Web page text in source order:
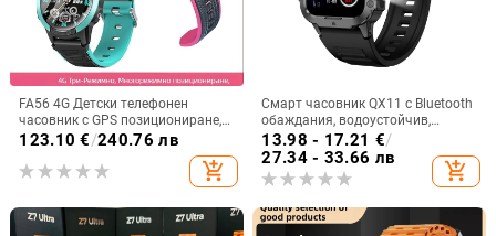
FA56 4G Детски телефонен
часовник с GPS позициониране,
кръгъл циферблат, слот за SIM
123.10 €/240.76 лв
add_shopping_cart
Смарт часовник QX11 с Bluetooth
обаждания, водоустойчив,
мониторинг на сърдечен ритъм и
кръвно налягане, заснемане на
снимки и дистанционно селфи
13.98 - 17.21 €/
27.34 - 33.66 лв
add_shopping_cart